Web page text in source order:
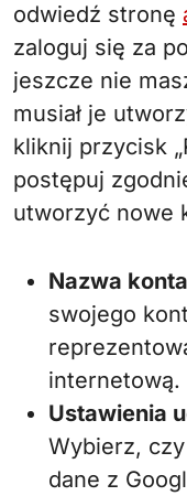
odwiedź stronę
zaloguj się za
jeszcze nie
musiał je
kliknij przycisk
postępuj
utworzyć nowe
Nazwa
swojego
internetową.
Ustawienia
Wybierz,
dane z